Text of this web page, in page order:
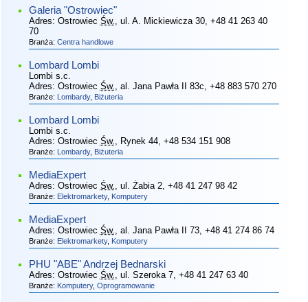
Galeria "Ostrowiec"
Adres: Ostrowiec Św. , ul. A. Mickiewicza 30, +48 41 263 40
70
Branża: Centra handlowe
Lombard Lombi
Lombi s.c.
Adres: Ostrowiec Św. , al. Jana Pawła II 83c , +48 883 570 270
Branże: Lombardy, Biżuteria
Lombard Lombi
Lombi s.c.
Adres: Ostrowiec Św. , Rynek 44, +48 534 151 908
Branże: Lombardy, Biżuteria
MediaExpert
Adres: Ostrowiec Św. , ul. Żabia 2, +48 41 247 98 42
Branże: Elektromarkety, Komputery
MediaExpert
Adres: Ostrowiec Św. , al. Jana Pawła II 73, +48 41 274 86 74
Branże: Elektromarkety, Komputery
PHU "ABE" Andrzej Bednarski
Adres: Ostrowiec Św. , ul. Szeroka 7, +48 41 247 63 40
Branże: Komputery, Oprogramowanie